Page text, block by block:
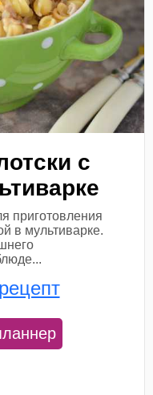
с
приготовления
в мультиварке.